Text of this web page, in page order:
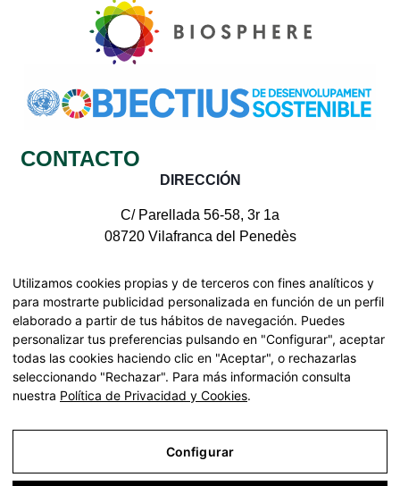
CONTACTO
DIRECCIÓN
C/ Parellada 56-58, 3r 1a
08720 Vilafranca del Penedès
Todos los derechos reservados | © Pinnae 2026
Declaración de accesibilidad
Mapa web
Utilizamos cookies propias y de terceros con fines analíticos y
para mostrarte publicidad personalizada en función de un perfil
elaborado a partir de tus hábitos de navegación. Puedes
personalizar tus preferencias pulsando en "Configurar", aceptar
todas las cookies haciendo clic en "Aceptar", o rechazarlas
seleccionando "Rechazar". Para más información consulta
nuestra Política de Privacidad y Cookies.
Configurar